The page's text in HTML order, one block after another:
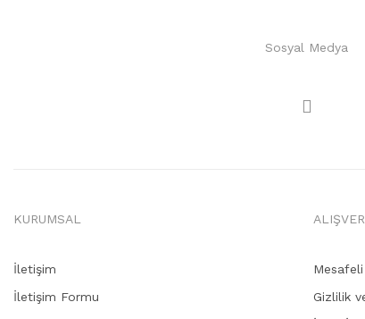
Sosyal Medya
KURUMSAL
İletişim
İletişim Formu
Gizlilik